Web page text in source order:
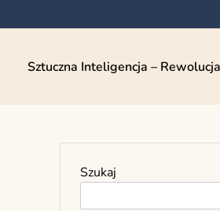
Sztuczna Inteligencja –
Szukaj